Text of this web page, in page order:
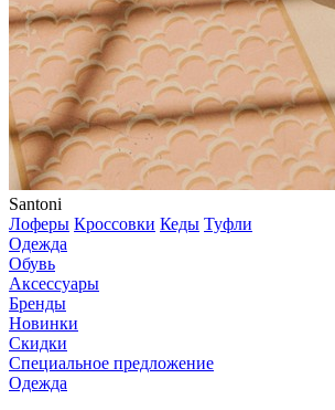
Santoni
Лоферы Кроссовки Кеды Туфли
Одежда
Обувь
Аксессуары
Бренды
Новинки
Скидки
Специальное предложение
Одежда